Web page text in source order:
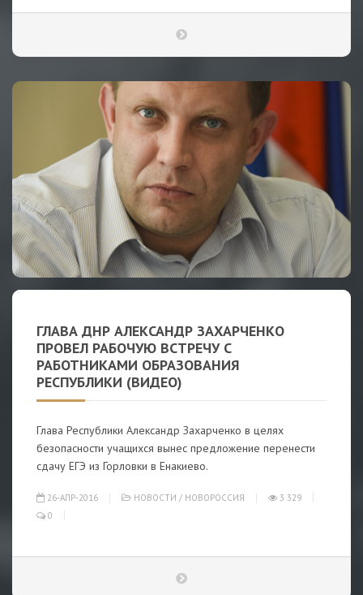
ГЛАВА ДНР АЛЕКСАНДР ЗАХАРЧЕНКО
ПРОВЕЛ РАБОЧУЮ ВСТРЕЧУ С
РАБОТНИКАМИ ОБРАЗОВАНИЯ
РЕСПУБЛИКИ (ВИДЕО)
Глава Республики Александр Захарченко в целях
безопасности учащихся вынес предложение перенести
сдачу ЕГЭ из Горловки в Енакиево.
26-АПР-2016 НОВОСТИ / НОВОРОССИЯ
3 329
0